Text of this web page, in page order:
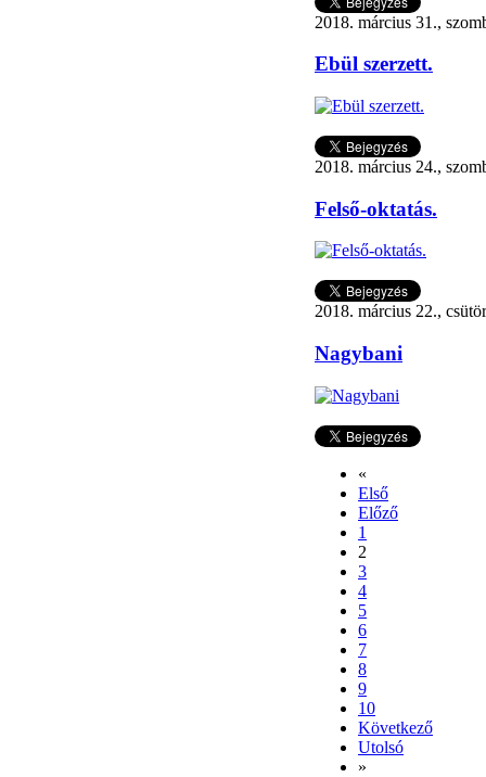
2018. március 31.,
Ebül szerzett.
2018. március 24.,
Felső-oktatás.
2018. március 22.,
Nagybani
«
Első
Előző
1
2
3
4
5
6
7
8
9
10
Következő
Utolsó
»